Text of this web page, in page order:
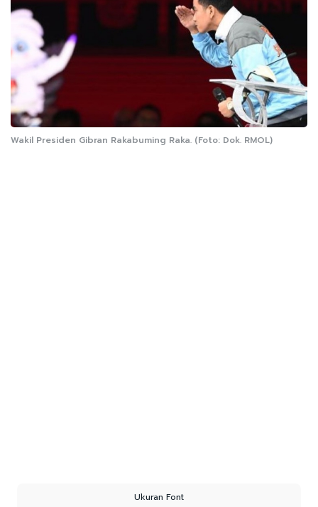
Wakil Presiden Gibran Rakabuming Raka. (Foto: Dok. RMOL)
Ukuran Font